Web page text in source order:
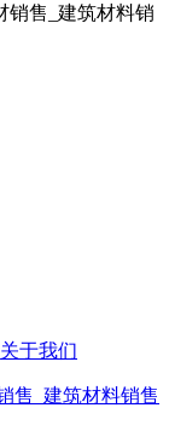
销售_建筑材料销
关于我们
售_建筑材料销售